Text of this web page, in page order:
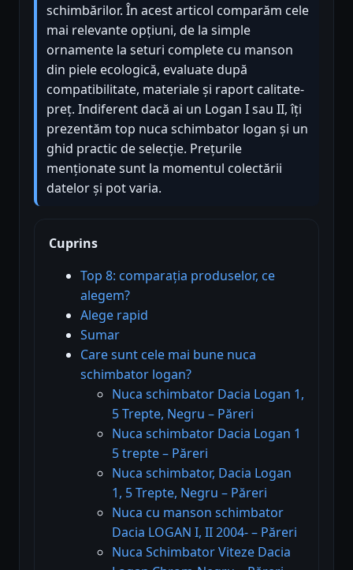
schimbărilor. În acest articol comparăm cele
mai relevante opțiuni, de la simple
ornamente la seturi complete cu manson
din piele ecologică, evaluate după
compatibilitate, materiale și raport calitate-
preț. Indiferent dacă ai un Logan I sau II, îți
prezentăm top nuca schimbator logan și un
ghid practic de selecție. Prețurile
menționate sunt la momentul colectării
datelor și pot varia.
Cuprins
Top 8: comparația produselor, ce
alegem?
Alege rapid
Sumar
Care sunt cele mai bune nuca
schimbator logan?
Nuca schimbator Dacia Logan 1,
5 Trepte, Negru – Păreri
Nuca schimbator Dacia Logan 1
5 trepte – Păreri
Nuca schimbator, Dacia Logan
1, 5 Trepte, Negru – Păreri
Nuca cu manson schimbator
Dacia LOGAN I, II 2004- – Păreri
Nuca Schimbator Viteze Dacia